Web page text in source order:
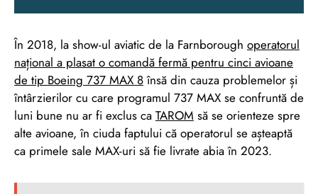
În 2018, la show-ul aviatic de la Farnborough operatorul
național a plasat o comandă fermă pentru cinci avioane
de tip Boeing 737 MAX 8însă din cauza problemelor și
întârzierilor cu care programul 737 MAX se confruntă de
luni bune nu ar fi exclus ca TAROM să se orienteze spre
alte avioane, în ciuda faptului că operatorul se așteaptă
ca primele sale MAX-uri să fie livrate abia în 2023.